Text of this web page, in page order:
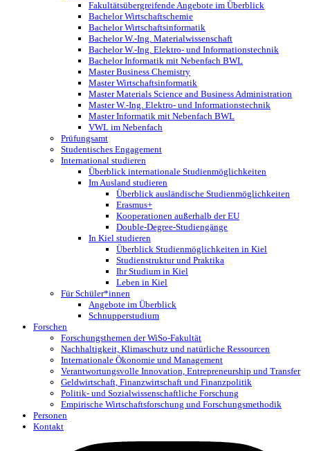
Fakultätsübergreifende Angebote im Überblick
Bachelor Wirtschaftschemie
Bachelor Wirtschaftsinformatik
Bachelor W.-Ing. Materialwissenschaft
Bachelor W.-Ing. Elektro- und Informationstechnik
Bachelor Informatik mit Nebenfach BWL
Master Business Chemistry
Master Wirtschaftsinformatik
Master Materials Science and Business Administration
Master W.-Ing. Elektro- und Informationstechnik
Master Informatik mit Nebenfach BWL
VWL im Nebenfach
Prüfungsamt
Studentisches Engagement
International studieren
Überblick internationale Studienmöglichkeiten
Im Ausland studieren
Überblick ausländische Studienmöglichkeiten
Erasmus+
Kooperationen außerhalb der EU
Double-Degree-Studiengänge
In Kiel studieren
Überblick Studienmöglichkeiten in Kiel
Studienstruktur und Praktika
Ihr Studium in Kiel
Leben in Kiel
Für Schüler*innen
Angebote im Überblick
Schnupperstudium
Forschen
Forschungsthemen der WiSo-Fakultät
Nachhaltigkeit, Klimaschutz und natürliche Ressourcen
Internationale Ökonomie und Management
Verantwortungsvolle Innovation, Entrepreneurship und Transfer
Geldwirtschaft, Finanzwirtschaft und Finanzpolitik
Politik- und Sozialwissenschaftliche Forschung
Empirische Wirtschaftsforschung und Forschungsmethodik
Personen
Kontakt